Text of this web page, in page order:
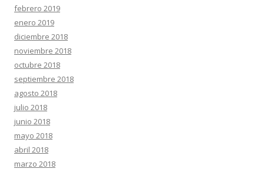
febrero 2019
enero 2019
diciembre 2018
noviembre 2018
octubre 2018
septiembre 2018
agosto 2018
julio 2018
junio 2018
mayo 2018
abril 2018
marzo 2018